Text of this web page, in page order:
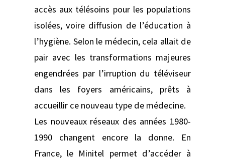
accès aux télésoins pour les populations
isolées, voire diffusion de l’éducation à
l’hygiène. Selon le médecin, cela allait de
pair avec les transformations majeures
engendrées par l’irruption du téléviseur
dans les foyers américains, prêts à
accueillir ce nouveau type de médecine.
Les nouveaux réseaux des années 1980-
1990 changent encore la donne. En
France, le Minitel permet d’accéder à